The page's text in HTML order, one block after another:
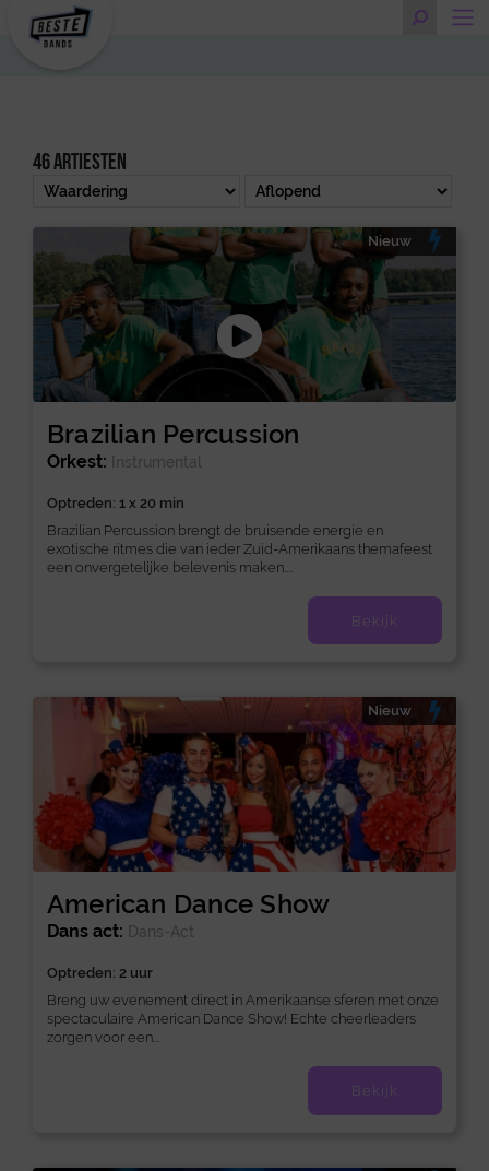
46 artiesten
Brazilian Percussion
Nieuw
Orkest: Instrumental
Optreden: 1 x 20 min
Brazilian Percussion brengt de bruisende energie en
exotische ritmes die van ieder Zuid-Amerikaans themafeest
een onvergetelijke belevenis maken....
Bekijk
American Dance Show
Nieuw
Dans act: Dans-Act
Optreden: 2 uur
Breng uw evenement direct in Amerikaanse sferen met onze
spectaculaire American Dance Show! Echte cheerleaders
zorgen voor een...
Bekijk